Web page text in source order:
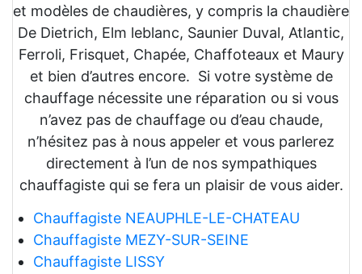
et modèles de chaudières, y compris la chaudière
De Dietrich, Elm leblanc, Saunier Duval, Atlantic,
Ferroli, Frisquet, Chapée, Chaffoteaux et Maury
et bien d’autres encore. Si votre système de
chauffage nécessite une réparation ou si vous
n’avez pas de chauffage ou d’eau chaude,
n’hésitez pas à nous appeler et vous parlerez
directement à l’un de nos sympathiques
chauffagiste qui se fera un plaisir de vous aider.
Chauffagiste NEAUPHLE-LE-CHATEAU
Chauffagiste MEZY-SUR-SEINE
Chauffagiste LISSY